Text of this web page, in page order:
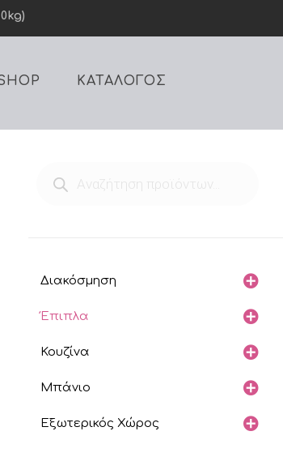
ΚΑΤΑΛΟΓΟΣ
search
Διακόσμηση
Έπιπλα
Κουζίνα
Μπάνιο
Εξωτερικός Χώρος